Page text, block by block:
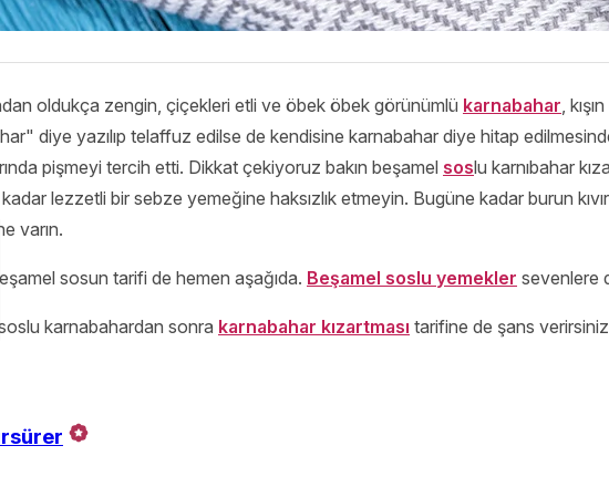
oldukça zengin, çiçekleri etli ve öbek öbek görünümlü karnabahar ,
diye yazılıp telaffuz edilse de kendisine karnabahar diye hitap
pişmeyi tercih etti. Dikkat çekiyoruz bakın beşamel soslu karnıbahar
lezzetli bir sebze yemeğine haksızlık etmeyin. Bugüne kadar burun
varın.
sosun tarifi de hemen aşağıda. Beşamel soslu yemekler sevenlere
soslu karnabahardan sonra karnabahar kızartması tarifine de şans